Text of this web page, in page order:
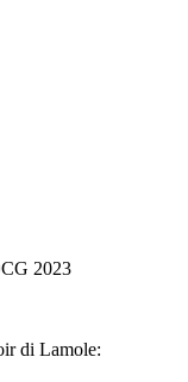
2023
di Lamole: